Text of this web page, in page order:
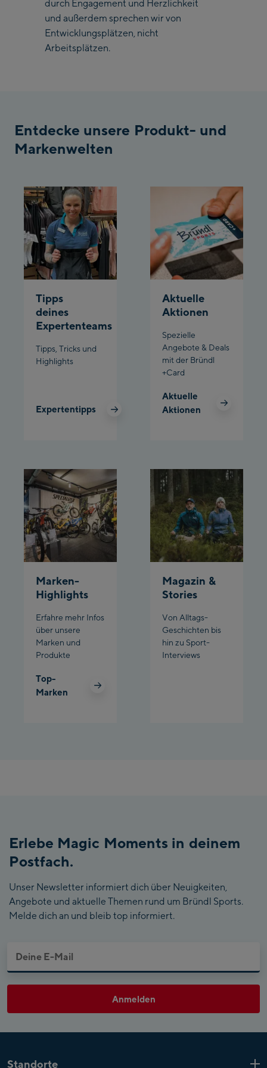
Bergstation / Top
station
Ahornbahn Talstation
/Valley station
Bergstation / Top
station
Ischgl:
Ischgl Outlet
Pardatschgratbahn
Schladming:
Charly Kahr
Bikeworld Schladming
durch Engagement und Herzlichkeit
und außerdem sprechen wir von
Entwicklungsplätzen, nicht
Arbeitsplätzen.
Entdecke unsere Produkt- und
Markenwelten
Tipps
deines
Expertenteams
Tipps, Tricks und
Highlights
Expertentipps
Aktuelle
Aktionen
Spezielle
Angebote & Deals
mit der Bründl
+Card
Aktuelle
Aktionen
Marken-
Highlights
Erfahre mehr Infos
über unsere
Marken und
Produkte
Top-
Marken
Magazin &
Stories
Von Alltags-
Geschichten bis
hin zu Sport-
Interviews
Erlebe Magic Moments in deinem
Postfach.
Unser Newsletter informiert dich über Neuigkeiten,
Angebote und aktuelle Themen rund um Bründl Sports.
Melde dich an und bleib top informiert.
Anmelden
Standorte